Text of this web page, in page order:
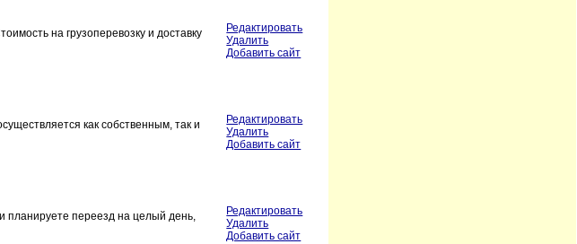
на грузоперевозку и доставку
Редактировать
Удалить
Добавить сайт
как собственным, так и
Редактировать
Удалить
Добавить сайт
планируете переезд на целый день,
Редактировать
Удалить
Добавить сайт